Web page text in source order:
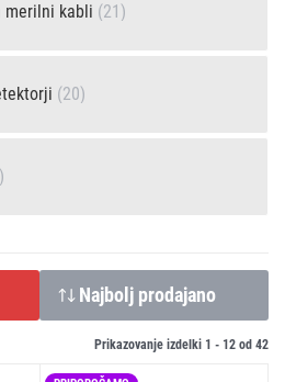
merilni kabli (21)
(20)
Najbolj prodajano
Prikazovanje izdelki 1 - 12 od 42